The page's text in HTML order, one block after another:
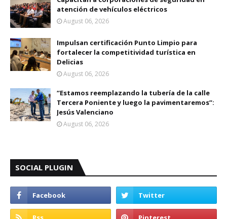
atención de vehículos eléctricos
August 06, 2026
Impulsan certificación Punto Limpio para
fortalecer la competitividad turística en
Delicias
August 06, 2026
“Estamos reemplazando la tubería de la calle
Tercera Poniente y luego la pavimentaremos”:
Jesús Valenciano
August 06, 2026
SOCIAL PLUGIN